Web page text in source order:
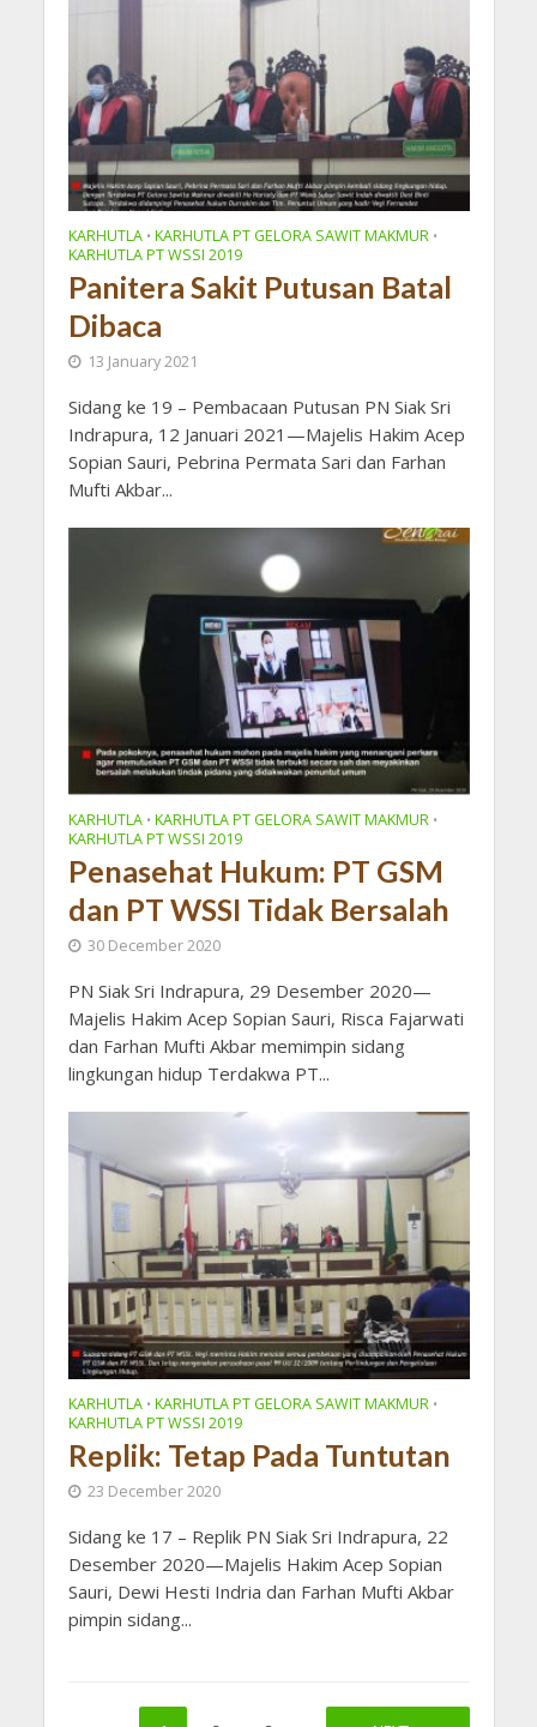
KARHUTLA • KARHUTLA PT GELORA SAWIT MAKMUR •
KARHUTLA PT WSSI 2019
Panitera Sakit Putusan Batal
Dibaca
13 January 2021
Sidang ke 19 – Pembacaan Putusan PN Siak Sri
Indrapura, 12 Januari 2021—Majelis Hakim Acep
Sopian Sauri, Pebrina Permata Sari dan Farhan
Mufti Akbar...
KARHUTLA • KARHUTLA PT GELORA SAWIT MAKMUR •
KARHUTLA PT WSSI 2019
Penasehat Hukum: PT GSM
dan PT WSSI Tidak Bersalah
30 December 2020
PN Siak Sri Indrapura, 29 Desember 2020—
Majelis Hakim Acep Sopian Sauri, Risca Fajarwati
dan Farhan Mufti Akbar memimpin sidang
lingkungan hidup Terdakwa PT...
KARHUTLA • KARHUTLA PT GELORA SAWIT MAKMUR •
KARHUTLA PT WSSI 2019
Replik: Tetap Pada Tuntutan
23 December 2020
Sidang ke 17 – Replik PN Siak Sri Indrapura, 22
Desember 2020—Majelis Hakim Acep Sopian
Sauri, Dewi Hesti Indria dan Farhan Mufti Akbar
pimpin sidang...